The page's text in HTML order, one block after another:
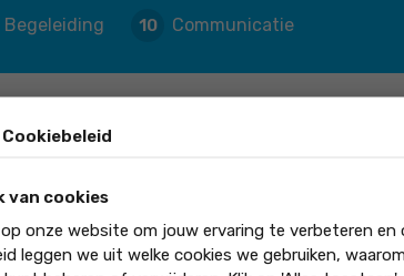
Begeleiding 10 Communicatie
Cookiebeleid
van cookies
op onze website om jouw ervaring te verbeteren
leggen we uit welke cookies we gebruiken,